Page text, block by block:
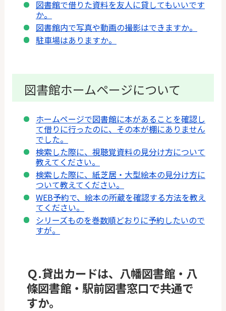
図書館で借りた資料を友人に貸してもいいです
か。
図書館内で写真や動画の撮影はできますか。
駐車場はありますか。
図書館ホームページについて
ホームページで図書館に本があることを確認し
て借りに行ったのに、その本が棚にありません
でした。
検索した際に、視聴覚資料の見分け方について
教えてください。
検索した際に、紙芝居・大型絵本の見分け方に
ついて教えてください。
WEB予約で、絵本の所蔵を確認する方法を教え
てください。
シリーズものを巻数順どおりに予約したいので
すが。
Ｑ.貸出カードは、八幡図書館・八
條図書館・駅前図書窓口で共通で
すか。